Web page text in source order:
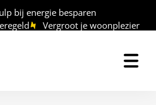
bij energie besparen
Vergroot je woonplezier